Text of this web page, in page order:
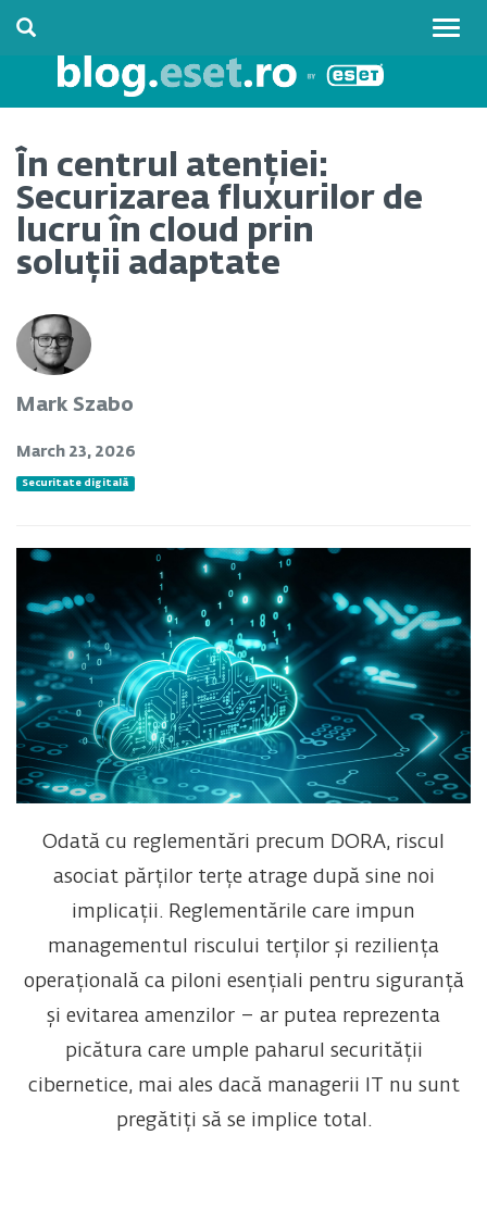
În centrul atenției:
Securizarea fluxurilor de
lucru în cloud prin
soluții adaptate
Mark Szabo
March 23, 2026
Securitate digitală
Odată cu reglementări precum DORA, riscul
asociat părților terțe atrage după sine noi
implicații. Reglementările care impun
managementul riscului terților și reziliența
operațională ca piloni esențiali pentru siguranță
și evitarea amenzilor – ar putea reprezenta
picătura care umple paharul securității
cibernetice, mai ales dacă managerii IT nu sunt
pregătiți să se implice total.